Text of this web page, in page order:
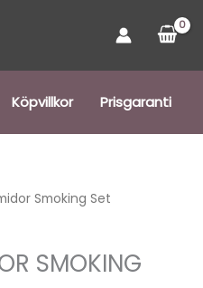
Köpvillkor Prisgaranti
Smoking Set
SMOKING